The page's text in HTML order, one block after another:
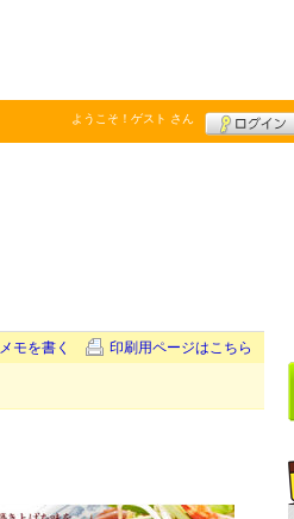
ようこそ！ ゲスト さん
メモを書く 印刷用ページはこちら